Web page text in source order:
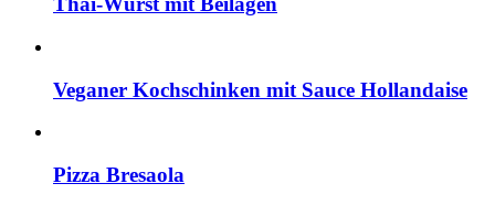
Veganer Kochschinken mit Sauce Hollandaise
Pizza Bresaola